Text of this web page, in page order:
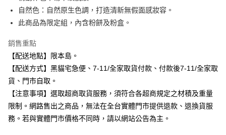
台新國際商業銀行
中國信託商業銀行
台灣樂天信用卡公司
Google Pay
大哥付你分期
相關說明
【大哥付你分期使用說明】
1.本服務由台灣大哥大提供，台灣大哥大用戶可立即使用無須另外申請。
2.付款方式選擇「大哥付你分期」，訂單成立後會自動跳轉到大哥付的交易
流程，驗證手機門號後，選擇欲分期的期數、繳款截止日，確認付款後即完
成交易。
3.實際核准額度、可分期數及費用金額請依後續交易確認頁面所載為準。
ATM付款
運送方式
全家取貨付款
自然色：自然原生色調，打造清新無假面感妝容。
此商品為限定組，內含粉餅及粉盒。
銷售重點
【配送地點】限本島。
【配送方式】黑貓宅急便、7-11/全家取貨付款、付款後7-11/全家取
貨、門市自取。
【注意事項】選取超商取貨服務，須符合各超商規定之材積及重量
限制。網路售出之商品，無法在全台實體門市提供退款、退換貨服
務。若與實體門市價格不同時，請以網站公告為主。